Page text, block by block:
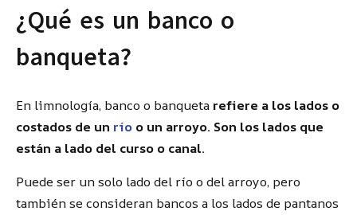
¿Qué es un banco o
banqueta?
En limnología, banco o banquetarefiere a los lados o
costados de un río o un arroyo. Son los lados que
están a lado del curso o canal.
Puede ser un solo lado del río o del arroyo, pero
también se consideran bancos a los lados de pantanos